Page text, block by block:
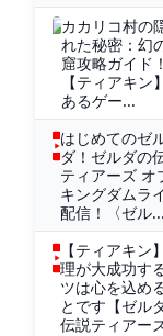
カカリコ村の
れた秘密：幻
窟攻略ガイド！
【ティアキン
あるゲー...
はじめてのゼ
ダ！ゼルダの
ティアーズ オ
キングダムラ
配信！〈ゼル...
【ティアキン
理が大成功す
ツは心を込め
とです【ゼル
伝説ティアー